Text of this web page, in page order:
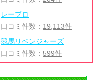
レープロ
口コミ件数： 19,113件
競馬リベンジャーズ
口コミ件数： 599件